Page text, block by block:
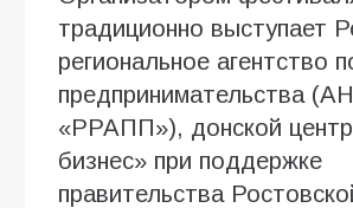
традиционно выступает
региональное агентство
предпринимательства
«РРАПП»), донской
бизнес» при поддержке
правительства